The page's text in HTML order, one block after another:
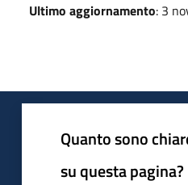
Ultimo aggiornamento: 3
Quanto sono
su questa pagina?